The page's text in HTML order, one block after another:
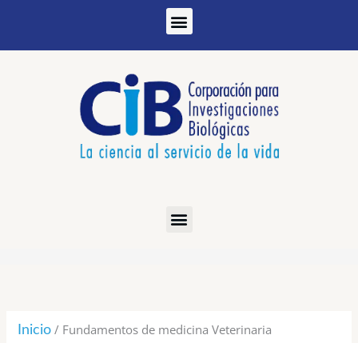
Inicio / Fundamentos de medicina Veterinaria